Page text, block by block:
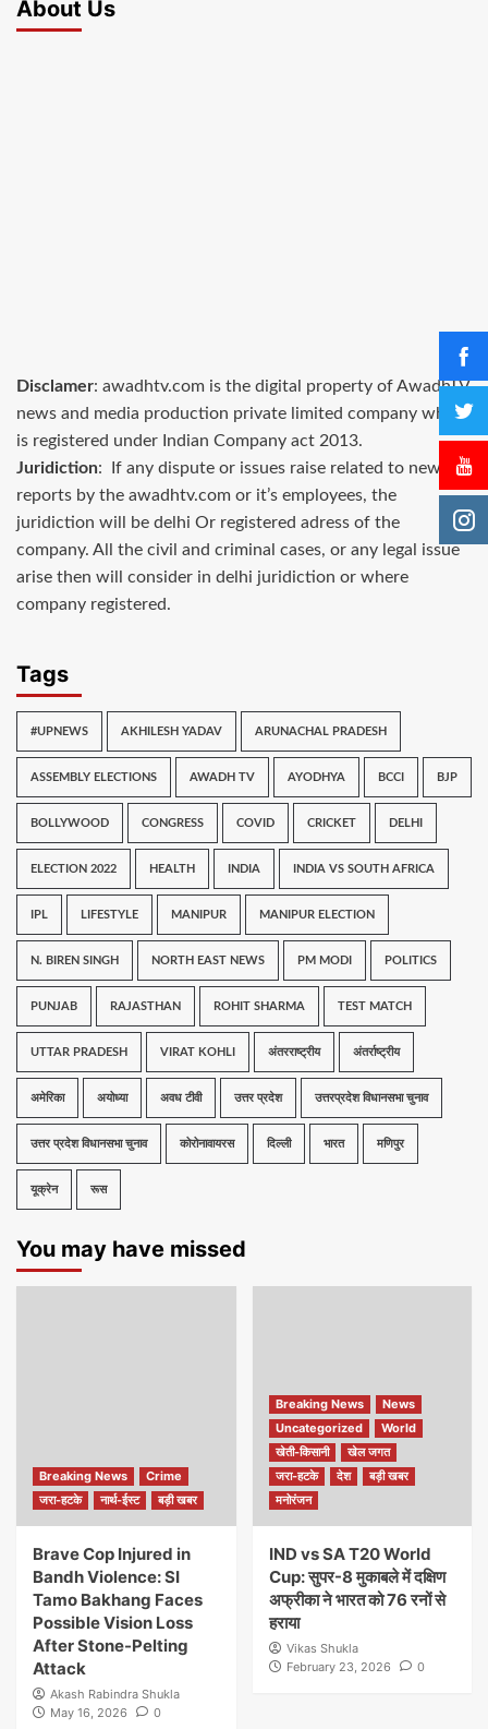
About Us
Disclamer: awadhtv.com is the digital property of AwadhTV
news and media production private limited company which
is registered under Indian Company act 2013.
Juridiction: If any dispute or issues raise related to news
reports by the awadhtv.com or it’s employees, the
juridiction will be delhi Or registered adress of the
company. All the civil and criminal cases, or any legal issue
arise then will consider in delhi juridiction or where
company registered.
Tags
#UPNEWS AKHILESH YADAV ARUNACHAL PRADESH
ASSEMBLY ELECTIONS AWADH TV AYODHYA BCCI BJP
BOLLYWOOD CONGRESS COVID CRICKET DELHI
ELECTION 2022 HEALTH INDIA INDIA VS SOUTH AFRICA
IPL LIFESTYLE MANIPUR MANIPUR ELECTION
N. BIREN SINGH NORTH EAST NEWS PM MODI POLITICS
PUNJAB RAJASTHAN ROHIT SHARMA TEST MATCH
UTTAR PRADESH VIRAT KOHLI अंतरराष्ट्रीय अंतर्राष्ट्रीय
अमेरिका अयोध्या अवध टीवी उत्तर प्रदेश उत्तरप्रदेश विधानसभा चुनाव
उत्तर प्रदेश विधानसभा चुनाव कोरोनावायरस दिल्ली भारत मणिपुर
यूक्रेन रूस
You may have missed
Breaking News
Crime
जरा-हटके
नार्थ-ईस्ट बड़ी खबर
Brave Cop Injured in
Bandh Violence: SI
Tamo Bakhang Faces
Possible Vision Loss
After Stone-Pelting
Attack
Akash Rabindra Shukla
May 16, 2026
0
Breaking News
News
Uncategorized
World
खेती-किसानी
खेल जगत
जरा-हटके
देश
बड़ी खबर
मनोरंजन
IND vs SA T20 World
Cup: सुपर-8 मुकाबले में दक्षिण
अफ्रीका ने भारत को 76 रनों से
हराया
Vikas Shukla
February 23, 2026
0